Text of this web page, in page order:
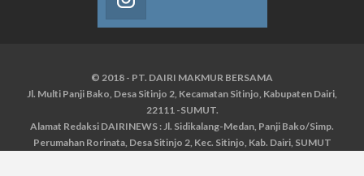
© 2018 - PT. DAIRI MAKMUR BERSAMA
Jl. Multi Panji Bako, Desa Sitinjo 2, Kecamatan Sitinjo, Kabupaten Dairi,
22111 -SUMUT.
Alamat Redaksi DAIRINEWS : Jl. Sidikalang-Medan, Panji Bako/Simp.
Perumahan Rorinata, Desa Sitinjo 2, Kec. Sitinjo, Kab. Dairi, SUMUT